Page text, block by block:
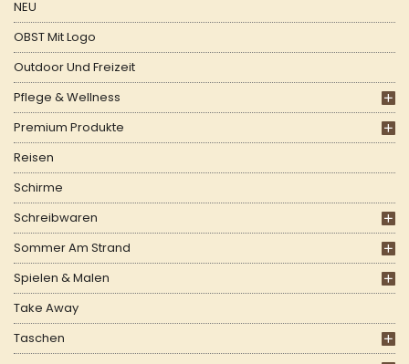
NEU
OBST Mit Logo
Outdoor Und Freizeit
Pflege & Wellness
Premium Produkte
Reisen
Schirme
Schreibwaren
Sommer Am Strand
Spielen & Malen
Take Away
Taschen